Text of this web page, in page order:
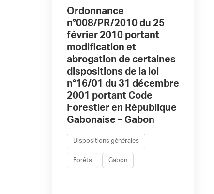
Ordonnance
n°008/PR/2010 du 25
février 2010 portant
modification et
abrogation de certaines
dispositions de la loi
n°16/01 du 31 décembre
2001 portant Code
Forestier en République
Gabonaise – Gabon
Dispositions générales
Forêts Gabon